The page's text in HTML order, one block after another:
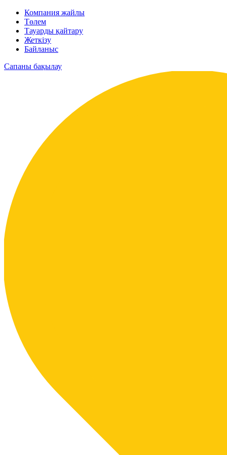
Компания жайлы
Төлем
Тауарды қайтару
Жеткізу
Байланыс
Сапаны бақылау